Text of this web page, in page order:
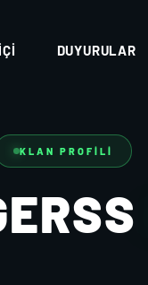
DUYURULAR
KLAN PROFILI